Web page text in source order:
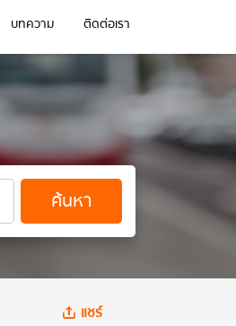
ค้นหา
บทความ ติดต่อเรา
แชร์